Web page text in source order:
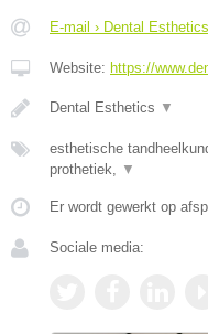
E-mail › Dental
Website: https://
Dental Esthetics ▼
esthetische
prothetiek,
▼
Er wordt gewerkt op
Sociale media: